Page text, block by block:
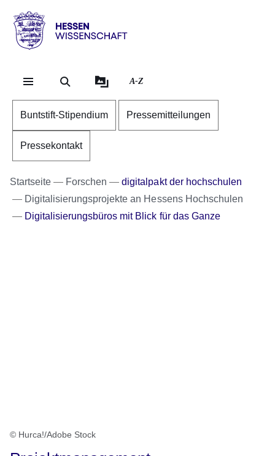
Hessen
Wissenschaft
A-Z
Buntstift-Stipendium Pressemitteilungen
Pressekontakt
Startseite Forschen
digitalpakt der hochschulen
Digitalisierungsprojekte an Hessens Hochschulen
Digitalisierungsbüros mit Blick für das Ganze
© Hurca!/Adobe Stock